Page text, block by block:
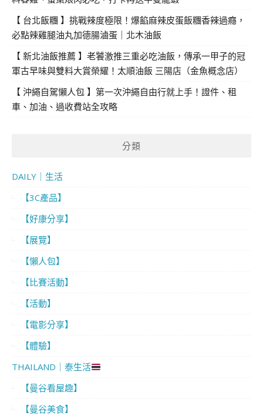
【 台北飯糰 】挑戰辣度極限！爆餡麻辣皮蛋飯糰香辣過癮，
必點辣雞腿油丸加德腸滷蛋｜北木油飯
【 新北油飯推薦 】老饕激推三重必吃油飯，傳承一甲子的冠
軍古早味與雙料大賞榮耀！太順油飯 三陽店（金魚概念店）
【 沖繩自駕懶人包 】第一次沖繩自由行就上手！證件、租
車、加油、過收費站全攻略
分類
DAILY｜生活
【3C產品】
【好康分享】
【展覽】
【懶人包】
【比賽活動】
【活動】
【電影分享】
【體驗】
THAILAND｜泰生活
【曼谷看屋趣】
【曼谷美食】